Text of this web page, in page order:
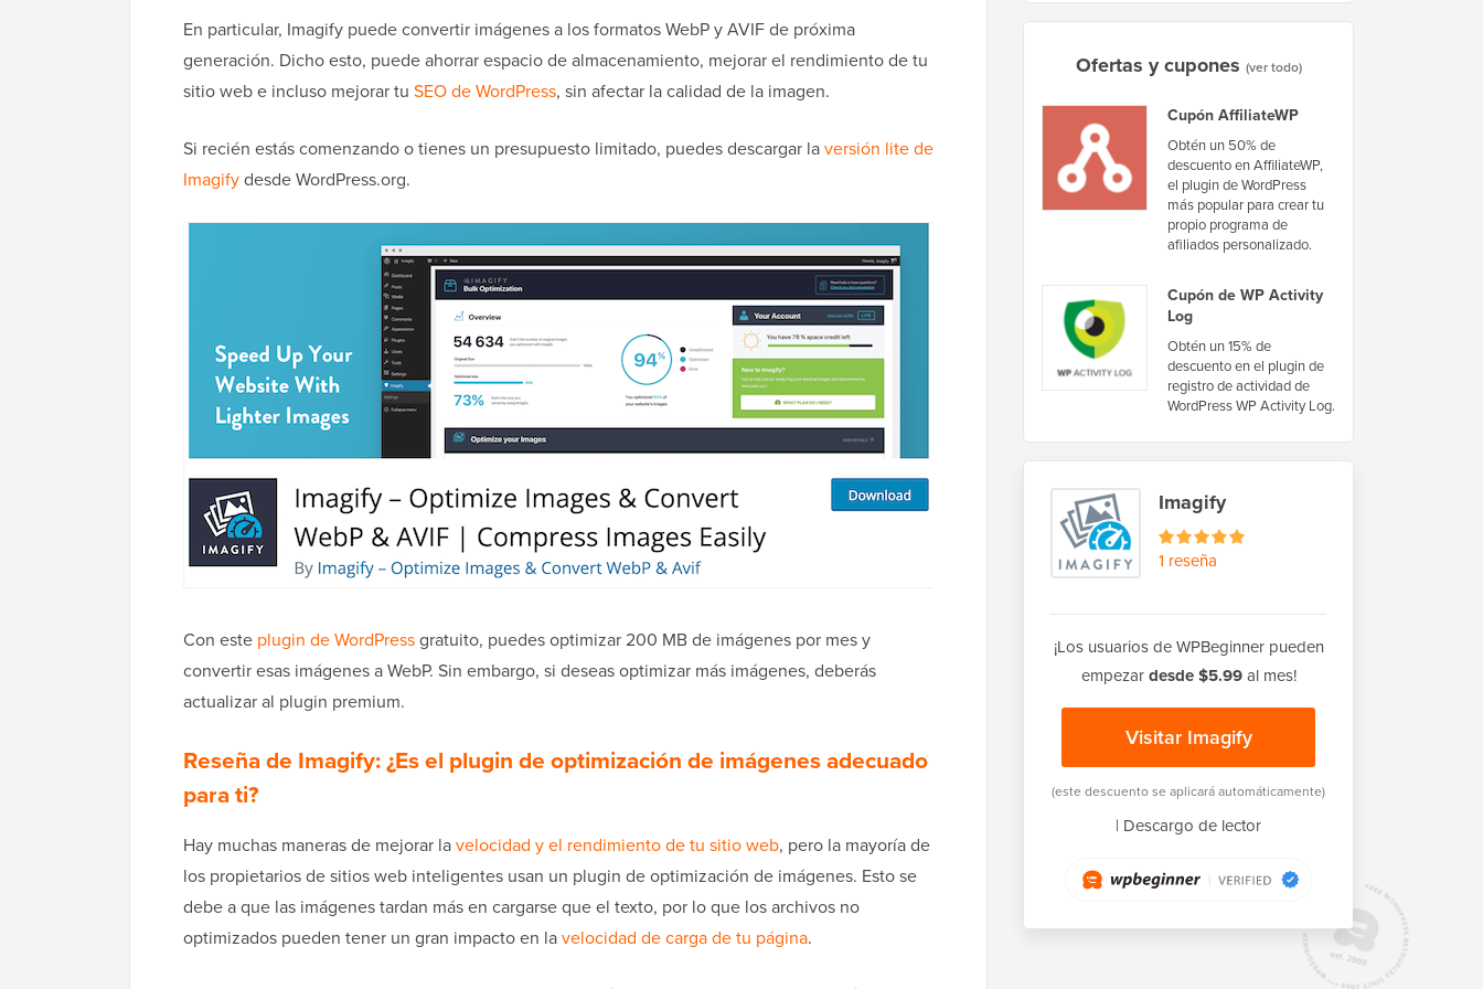
En particular, Imagify puede convertir imágenes a los formatos WebP y AVIF de próxima
generación. Dicho esto, puede ahorrar espacio de almacenamiento, mejorar el rendimiento de tu
sitio web e incluso mejorar tu SEO de WordPress, sin afectar la calidad de la imagen.
Si recién estás comenzando o tienes un presupuesto limitado, puedes descargar laversión lite de
Imagifydesde WordPress.org.
Con este plugin de WordPressgratuito, puedes optimizar 200 MB de imágenes por mes y
convertir esas imágenes a WebP. Sin embargo, si deseas optimizar más imágenes, deberás
actualizar al plugin premium.
Reseña de Imagify: ¿Es el plugin de optimización de imágenes adecuado
para ti?
Hay muchas maneras de mejorar lavelocidad y el rendimiento de tu sitio web, pero la mayoría de
los propietarios de sitios web inteligentes usan un plugin de optimización de imágenes. Esto se
debe a que las imágenes tardan más en cargarse que el texto, por lo que los archivos no
optimizados pueden tener un gran impacto en lavelocidad de carga de tu página.
Ofertas y cupones (ver todo)
Cupón AffiliateWP
Obtén un 50% de
descuento en AffiliateWP,
el plugin de WordPress
más popular para crear tu
propio programa de
afiliados personalizado.
Cupón de WP Activity
Log
Obtén un 15% de
descuento en el plugin de
registro de actividad de
WordPress WP Activity Log.
Imagify
1 reseña
¡Los usuarios de WPBeginner pueden
empezardesde $5.99al mes!
Visitar Imagify
(este descuento se aplicará automáticamente)
| Descargo de lector